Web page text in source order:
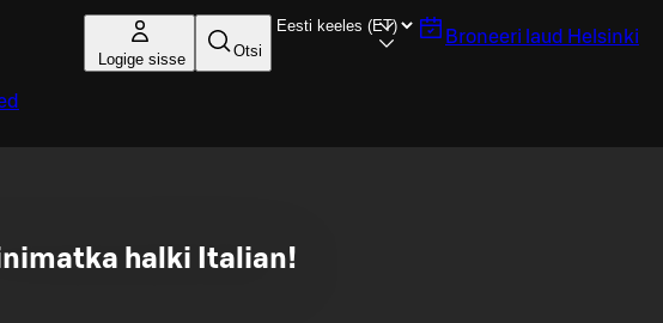
Logige sisse Otsi
Broneeri laud Helsinki
halki Italian!